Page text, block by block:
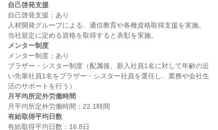
自己啓発支援
自己啓発支援：あり
人材開発グループによる、通信教育や各種資格取得支援を実施。
メンター制度
メンター制度：あり
ブラザー・シスター制度（配属後、新入社員1名に対して年齢の近
い先輩社員1名をブラザー・シスター社員を選任し、業務や会社生
月平均所定外労働時間
有給取得平均日数